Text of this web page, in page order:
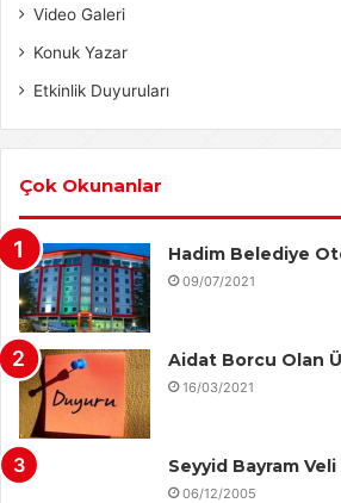
Video Galeri
Konuk Yazar
Etkinlik Duyuruları
Çok Okunanlar
Hadim Belediye
09/07/2021
Aidat Borcu Olan
16/03/2021
Seyyid Bayram Veli
06/12/2005